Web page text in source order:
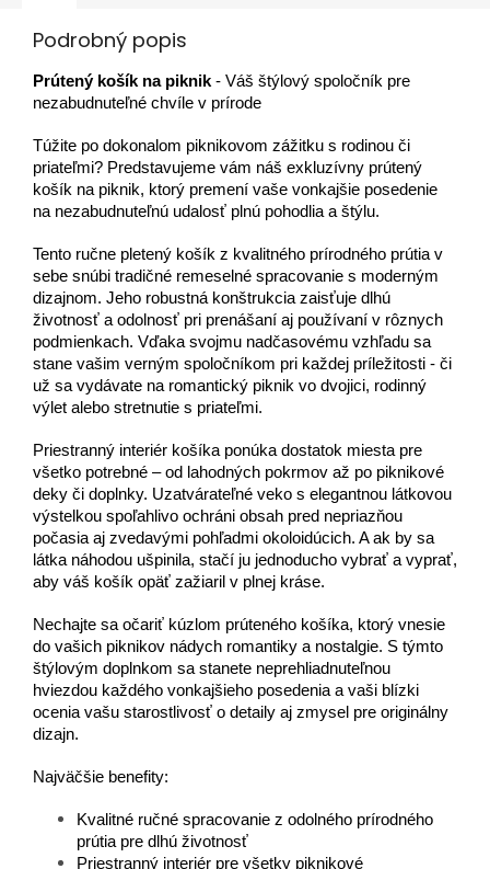
Podrobný popis
Prútený košík na piknik- Váš štýlový spoločník pre
nezabudnuteľné chvíle v prírode
Túžite po dokonalom piknikovom zážitku s rodinou či
priateľmi? Predstavujeme vám náš exkluzívny prútený
košík na piknik, ktorý premení vaše vonkajšie posedenie
na nezabudnuteľnú udalosť plnú pohodlia a štýlu.
Tento ručne pletený košík z kvalitného prírodného prútia v
sebe snúbi tradičné remeselné spracovanie s moderným
dizajnom. Jeho robustná konštrukcia zaisťuje dlhú
životnosť a odolnosť pri prenášaní aj používaní v rôznych
podmienkach. Vďaka svojmu nadčasovému vzhľadu sa
stane vašim verným spoločníkom pri každej príležitosti - či
už sa vydávate na romantický piknik vo dvojici, rodinný
výlet alebo stretnutie s priateľmi.
Priestranný interiér košíka ponúka dostatok miesta pre
všetko potrebné – od lahodných pokrmov až po piknikové
deky či doplnky. Uzatvárateľné veko s elegantnou látkovou
výstelkou spoľahlivo ochráni obsah pred nepriazňou
počasia aj zvedavými pohľadmi okoloidúcich. A ak by sa
látka náhodou ušpinila, stačí ju jednoducho vybrať a vyprať,
aby váš košík opäť zažiaril v plnej kráse.
Nechajte sa očariť kúzlom prúteného košíka, ktorý vnesie
do vašich piknikov nádych romantiky a nostalgie. S týmto
štýlovým doplnkom sa stanete neprehliadnuteľnou
hviezdou každého vonkajšieho posedenia a vaši blízki
ocenia vašu starostlivosť o detaily aj zmysel pre originálny
dizajn.
Najväčšie benefity:
Kvalitné ručné spracovanie z odolného prírodného
prútia pre dlhú životnosť
Priestranný interiér pre všetky piknikové